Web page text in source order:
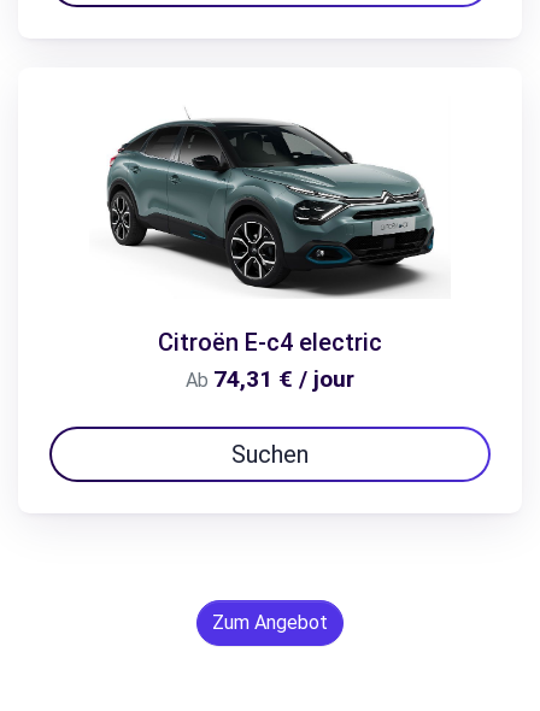
Citroën E-c4 electric
Ab 74,31 € / jour
Suchen
Zum Angebot